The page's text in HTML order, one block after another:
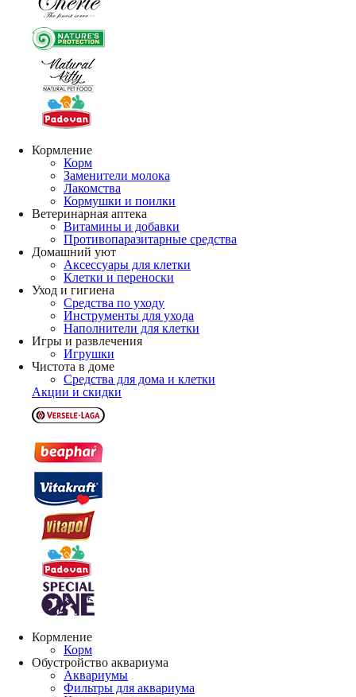
Кормление
Корм
Заменители молока
Лакомства
Кормушки и поилки
Ветеринарная аптека
Витамины и добавки
Противопаразитарные средства
Домашний уют
Аксессуары для клетки
Клетки и переноски
Уход и гигиена
Средства по уходу
Инструменты для ухода
Наполнители для клетки
Игры и развлечения
Игрушки
Чистота в доме
Средства для дома и клетки
Акции и скидки
Кормление
Корм
Обустройство аквариума
Аквариумы
Фильтры для аквариума